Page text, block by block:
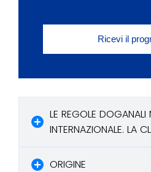
Ricevi il
LE REGOLE
INTERNAZIONALE. LA
ORIGINE